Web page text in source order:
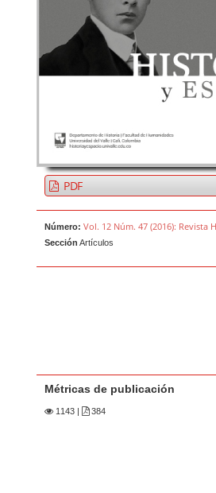
PDF
Número: Vol. 12 Núm. 47 (2016): Revista
Sección Artículos
Métricas de publicación
1143 384